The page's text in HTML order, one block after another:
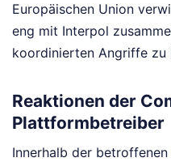
Europäischen Union
eng mit Interpol
koordinierten Angriffe zu
Reaktionen der
Plattformbetreiber
Innerhalb der